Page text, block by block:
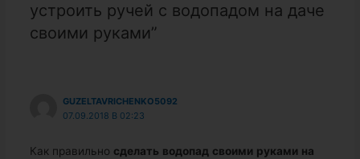
устроить ручей с водопадом на даче
своими руками”
GUZELTAVRICHENKO5092
07.09.2018 В 02:23
Как правильно сделать водопад своими руками на